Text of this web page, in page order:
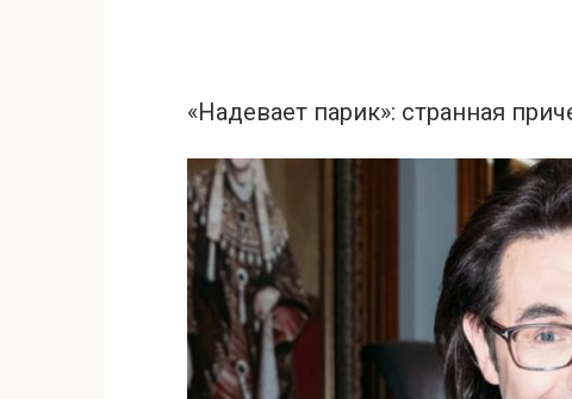
«Нaдеваeт паpик»: стpанная